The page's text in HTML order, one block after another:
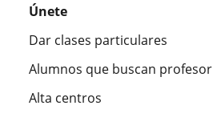
Únete
Dar clases particulares
Alumnos que buscan profesor
Alta centros